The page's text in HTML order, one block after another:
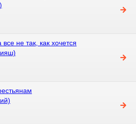
все не так, как хочется